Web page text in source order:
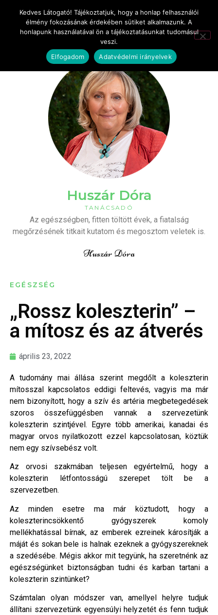
EGÉSZSÉG
„Rossz koleszterin” –
a mítosz és az átverés
április 23, 2022
A tudomány mai állása szerint megdőlt a koleszterin
mítosszal kapcsolatos eddigi feltevés, vagyis ma már
nem bizonyított, hogy a szív és artéria megbetegedések
szoros összefüggésben vannak a szervezetünk
koleszterin szintjével. Egyre több amerikai, kanadai és
magyar orvos nyilatkozott ezzel kapcsolatosan, köztük
nem egy szívsebész volt.
Az orvosi szakmában teljesen egyértelmű, hogy a
koleszterin létfontosságú szerepet tölt be a
szervezetben.
Az minden esetre ma már köztudott, hogy a
koleszterincsökkentő gyógyszerek komoly
mellékhatással bírnak, az emberek ezreinek károsítják a
máját és sokan bele is halnak ezeknek a gyógyszereknek
a szedésébe. Mégis akkor mit tegyünk, ha szeretnénk az
egészségünket biztonságban tudni és karban tartani a
koleszterin szintünket?
Számtalan olyan módszer van, amellyel helyre tudjuk
állítani szervezetünk egyensúlyi helyzetét és fenn tudjuk
Huszár Dóra
TANÁCSADÓ
Az egészségben, fitten töltött évek, a fiatalság
megőrzésének titkait kutatom és megosztom veletek is.
Huszár Dóra
Kedves Látogató! Tájékoztatjuk, hogy a honlap felhasználói
élmény fokozásának érdekében sütiket alkalmazunk. A
honlapunk használatával ön a tájékoztatásunkat tudomásul
veszi.
Elfogadom
Adatvédelmi irányelvek